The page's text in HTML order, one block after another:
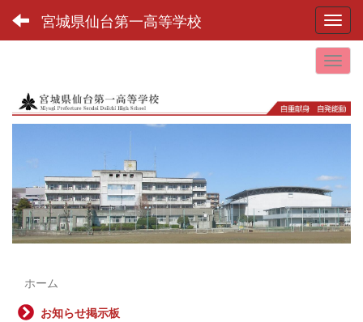
宮城県仙台第一高等学校
ホーム
お知らせ掲示板